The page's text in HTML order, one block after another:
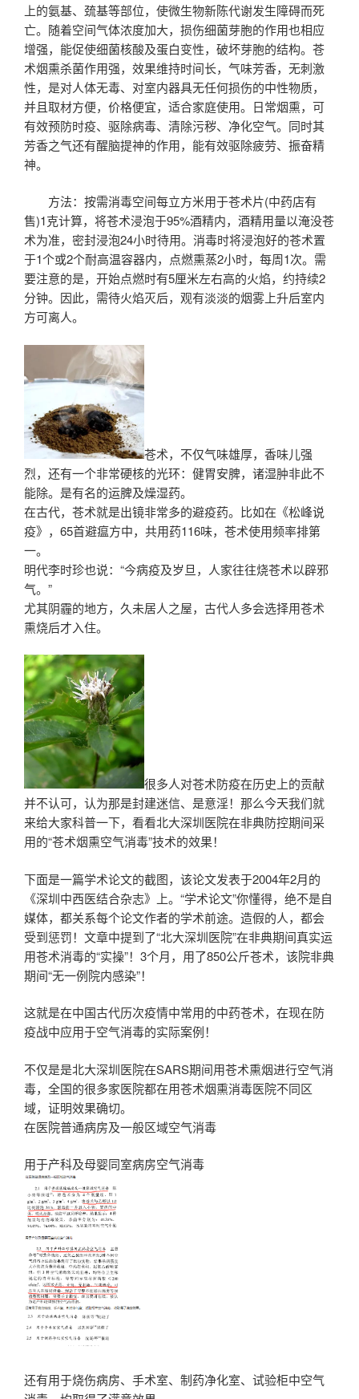
上的氨基、巯基等部位，使微生物新陈代谢发生障碍而死
亡。随着空间气体浓度加大，损伤细菌芽胞的作用也相应
增强，能促使细菌核酸及蛋白变性，破坏芽胞的结构。苍
术烟熏杀菌作用强，效果维持时间长，气味芳香，无刺激
性，是对人体无毒、对室内器具无任何损伤的中性物质，
并且取材方便，价格便宜，适合家庭使用。日常烟熏，可
有效预防时疫、驱除病毒、清除污秽、净化空气。同时其
芳香之气还有醒脑提神的作用，能有效驱除疲劳、振奋精
神。
方法：按需消毒空间每立方米用于苍术片(中药店有
售)1克计算，将苍术浸泡于95%酒精内，酒精用量以淹没苍
术为准，密封浸泡24小时待用。消毒时将浸泡好的苍术置
于1个或2个耐高温容器内，点燃熏蒸2小时，每周1次。需
要注意的是，开始点燃时有5厘米左右高的火焰，约持续2
分钟。因此，需待火焰灭后，观有淡淡的烟雾上升后室内
方可离人。
苍术，不仅气味雄厚，香味儿强
烈，还有一个非常硬核的光环：健胃安脾，诸湿肿非此不
能除。是有名的运脾及燥湿药。
在古代，苍术就是出镜非常多的避疫药。比如在《松峰说
疫》，65首避瘟方中，共用药116味，苍术使用频率排第
一。
明代李时珍也说：“今病疫及岁旦，人家往往烧苍术以辟邪
气。”
尤其阴霾的地方，久未居人之屋，古代人多会选择用苍术
熏烧后才入住。
很多人对苍术防疫在历史上的贡献
并不认可，认为那是封建迷信、是意淫！那么今天我们就
来给大家科普一下，看看北大深圳医院在非典防控期间采
用的“苍术烟熏空气消毒”技术的效果！
下面是一篇学术论文的截图，该论文发表于2004年2月的
《深圳中西医结合杂志》上。“学术论文”你懂得，绝不是自
媒体，都关系每个论文作者的学术前途。造假的人，都会
受到惩罚！文章中提到了“北大深圳医院”在非典期间真实运
用苍术消毒的“实操”！3个月，用了850公斤苍术，该院非典
期间“无一例院内感染”！
这就是在中国古代历次疫情中常用的中药苍术，在现在防
疫战中应用于空气消毒的实际案例！
不仅是是北大深圳医院在SARS期间用苍术熏烟进行空气消
毒，全国的很多家医院都在用苍术烟熏消毒医院不同区
域，证明效果确切。
在医院普通病房及一般区域空气消毒
用于产科及母婴同室病房空气消毒
还有用于烧伤病房、手术室、制药净化室、试验柜中空气